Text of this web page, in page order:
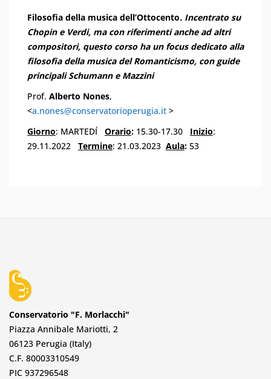
Filosofia della musica dell’Ottocento. Incentrato su
Chopin e Verdi, ma con riferimenti anche ad altri
compositori, questo corso ha un focus dedicato alla
filosofia della musica del Romanticismo, con guide
principali Schumann e Mazzini
Prof. Alberto Nones,
<a.nones@conservatorioperugia.it >
Giorno: MARTEDÍ Orario: 15.30-17.30 Inizio:
29.11.2022
Termine: 21.03.2023 Aula: 53
Conservatorio "F. Morlacchi"
Piazza Annibale Mariotti, 2
06123 Perugia (Italy)
C.F. 80003310549
PIC 937296548